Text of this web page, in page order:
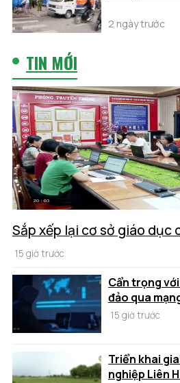
2 ngày trước
TIN MỚI
Sắp xếp lại cơ sở giáo dục
15 giờ trước
Cẩn trọng
đảo qua
15 giờ trước
Triển khai
nghiệp Liên